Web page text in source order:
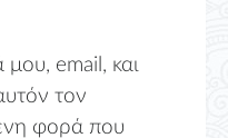
email, και
τον
φορά που